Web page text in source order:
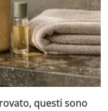
questi sono